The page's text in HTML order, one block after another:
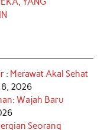
: Merawat Akal Sehat
2026
Wajah Baru
Seorang